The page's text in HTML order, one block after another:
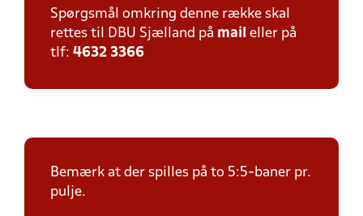
Spørgsmål omkring denne række skal
rettes til DBU Sjælland på mail eller på
tlf: 4632 3366
Bemærk at der spilles på to 5:5-baner pr.
pulje.